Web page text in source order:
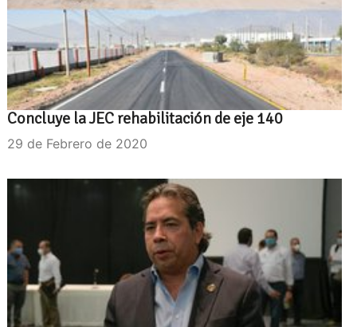
Concluye la JEC rehabilitación de eje 140
29 de Febrero de 2020